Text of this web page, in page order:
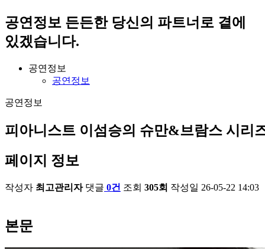
공연정보 든든한 당신의 파트너로 곁에
있겠습니다.
공연정보
공연정보
공연정보
피아니스트 이섬승의 슈만&브람스 시리
페이지 정보
작성자 최고관리자 댓글 0건 조회 305회 작성일 26-05-22 14:03
본문